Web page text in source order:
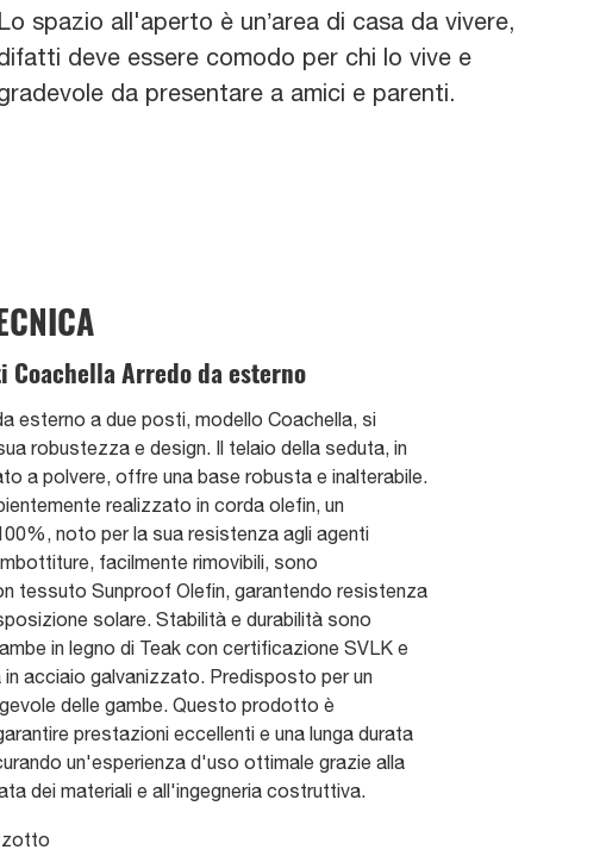
Lo spazio all'aperto è un’area di casa da vivere,
deve essere comodo per chi lo vive e
da presentare a amici e parenti.
Coachella Arredo da esterno
esterno a due posti, modello Coachella, si
robustezza e design. Il telaio della seduta, in
a polvere, offre una base robusta e inalterabile.
realizzato in corda olefin, un
noto per la sua resistenza agli agenti
facilmente rimovibili, sono
tessuto Sunproof Olefin, garantendo resistenza
solare. Stabilità e durabilità sono
in legno di Teak con certificazione SVLK e
in acciaio galvanizzato. Predisposto per un
delle gambe. Questo prodotto è
prestazioni eccellenti e una lunga durata
un'esperienza d'uso ottimale grazie alla
dei materiali e all'ingegneria costruttiva.